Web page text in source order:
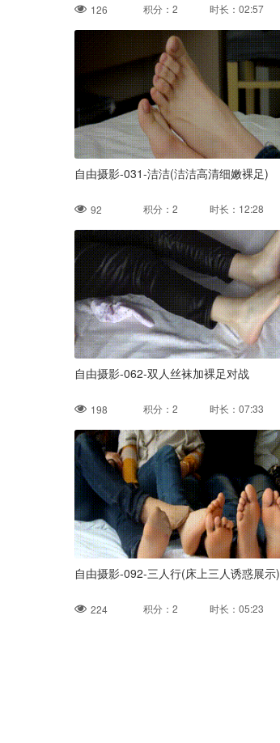
126 积分：2 时长：02:57
自由摄影-031-洁洁(洁洁高清细嫩裸足)
92 积分：2 时长：12:28
自由摄影-062-双人丝袜加裸足对战
198 积分：2 时长：07:33
自由摄影-092-三人行(床上三人诱惑展示)
224 积分：2 时长：05:23